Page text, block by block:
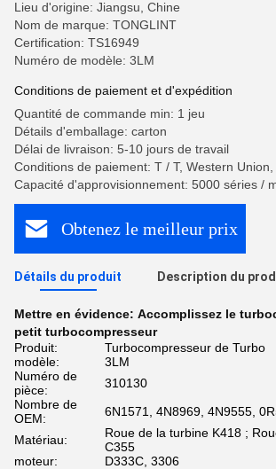
Lieu d'origine: Jiangsu, Chine
Nom de marque: TONGLINT
Certification: TS16949
Numéro de modèle: 3LM
Conditions de paiement et d'expédition
Quantité de commande min: 1 jeu
Détails d'emballage: carton
Délai de livraison: 5-10 jours de travail
Conditions de paiement: T / T, Western
Capacité d'approvisionnement: 5000 séries /
Obtenez le meilleur prix
Détails du produit Description du
Mettre en évidence: Accomplissez le
petit turbocompresseur
Produit:
Turbocompresseur de Turbo
modèle:
3LM
Numéro de
pièce:
310130
Nombre de
OEM:
6N1571, 4N8969, 4N9555,
Matériau:
Roue de la turbine K418 ;
C355
moteur:
D333C, 3306